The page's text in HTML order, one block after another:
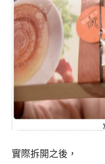
實際拆開之後，